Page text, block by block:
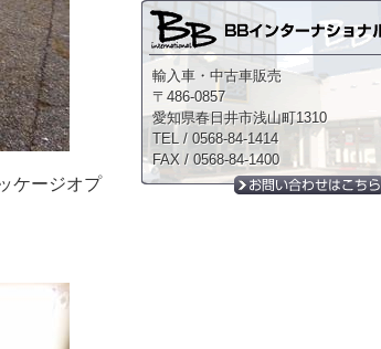
ケージオプ
輸入車・中古車販売
〒486-0857
愛知県春日井市浅山町1310
TEL / 0568-84-1414
FAX / 0568-84-1400